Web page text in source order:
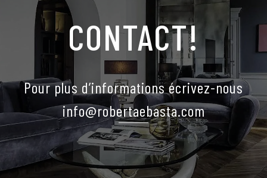
CONTACT!
Pour plus d’informations écrivez-nous
info@robertaebasta.com